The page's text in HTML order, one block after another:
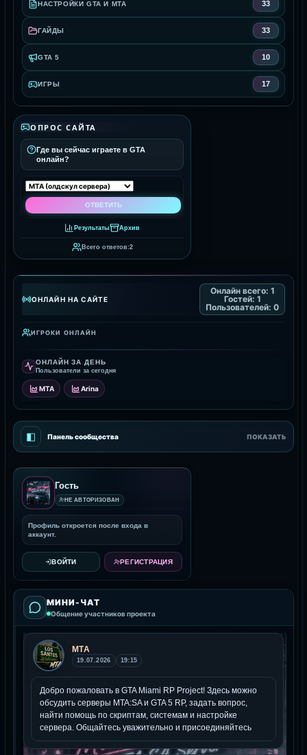
НАСТРОЙКИ GTA И MTA 33
ГАЙДЫ 33
GTA 5 10
ИГРЫ 17
ОПРОС САЙТА
Где вы сейчас играете в GTA
онлайн?
Результаты Архив
Всего ответов:2
ОНЛАЙН НА САЙТЕ
Онлайн всего: 1
Гостей: 1
Пользователей: 0
ИГРОКИ ОНЛАЙН
ОНЛАЙН ЗА ДЕНЬ
Пользователи за сегодня
MTA Arina
◧ Панель сообщества ПОКАЗАТЬ
Гость
НЕ АВТОРИЗОВАН
Профиль откроется после входа в
аккаунт.
ВОЙТИ РЕГИСТРАЦИЯ
МИНИ-ЧАТ
Общение участников проекта